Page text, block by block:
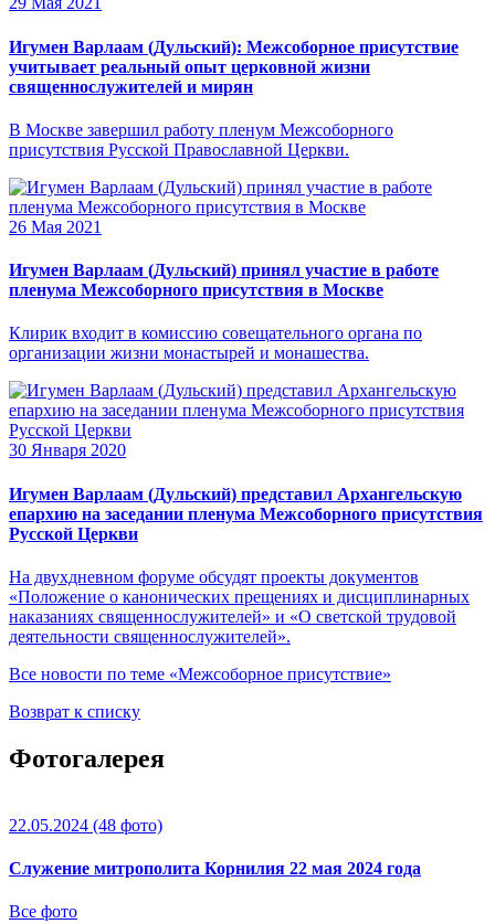
Игумен Варлаам (Дульский): Межсоборное присутствие
учитывает реальный опыт церковной жизни
священнослужителей и мирян
В Москве завершил работу пленум Межсоборного
присутствия Русской Православной Церкви.
26 Мая 2021
Игумен Варлаам (Дульский) принял участие в работе
пленума Межсоборного присутствия в Москве
Клирик входит в комиссию совещательного органа по
организации жизни монастырей и монашества.
30 Января 2020
Игумен Варлаам (Дульский) представил Архангельскую
епархию на заседании пленума Межсоборного присутствия
Русской Церкви
На двухдневном форуме обсудят проекты документов
«Положение о канонических прещениях и дисциплинарных
наказаниях священнослужителей» и «О светской трудовой
деятельности священнослужителей».
Все новости по теме «Межсоборное присутствие»
Возврат к списку
Фотогалерея
22.05.2024 (48 фото)
Служение митрополита Корнилия 22 мая 2024 года
Все фото